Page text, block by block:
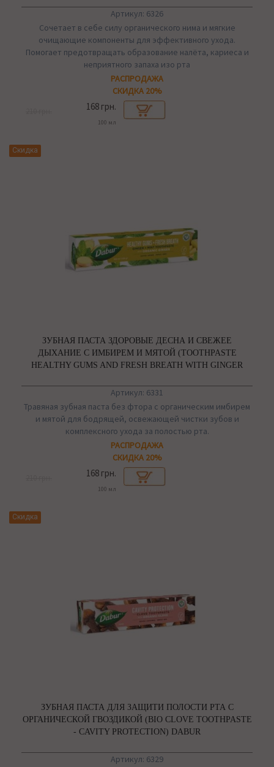
Артикул: 6326
Сочетает в себе силу органического нима и мягкие
очищающие компоненты для эффективного ухода.
Помогает предотвращать образование налёта, кариеса и
неприятного запаха изо рта
РАСПРОДАЖА
СКИДКА 20%
168 грн.
100 мл
Скидка
ЗУБНАЯ ПАСТА ЗДОРОВЫЕ ДЕСНА И СВЕЖЕЕ
ДЫХАНИЕ С ИМБИРЕМ И МЯТОЙ (TOOTHPASTE
HEALTHY GUMS AND FRESH BREATH WITH GINGER
Артикул: 6331
Травяная зубная паста без фтора с органическим имбирем
и мятой для бодрящей, освежающей чистки зубов и
комплексного ухода за полостью рта.
РАСПРОДАЖА
СКИДКА 20%
168 грн.
100 мл
Скидка
ЗУБНАЯ ПАСТА ДЛЯ ЗАЩИТИ ПОЛОСТИ РТА С
ОРГАНИЧЕСКОЙ ГВОЗДИКОЙ (BIO CLOVE TOOTHPASTE
- CAVITY PROTECTION) DABUR
Артикул: 6329